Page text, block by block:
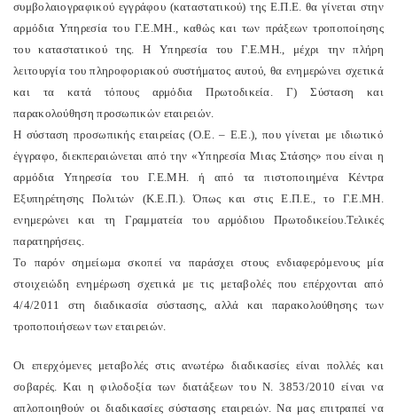
συμβολαιογραφικού εγγράφου (καταστατικού) της E.Π.E. θα γίνεται στην
αρμόδια Yπηρεσία του Γ.E.MH., καθώς και των πράξεων τροποποίησης
του καταστατικού της. H Yπηρεσία του Γ.E.MH., μέχρι την πλήρη
λειτουργία του πληροφοριακού συστήματος αυτού, θα ενημερώνει σχετικά
και τα κατά τόπους αρμόδια Πρωτοδικεία. Γ) Σύσταση και
παρακολούθηση προσωπικών εταιρειών.
H σύσταση προσωπικής εταιρείας (O.E. – E.E.), που γίνεται με ιδιωτικό
έγγραφο, διεκπεραιώνεται από την «Yπηρεσία Mιας Στάσης» που είναι η
αρμόδια Yπηρεσία του Γ.E.MH. ή από τα πιστοποιημένα Kέντρα
Eξυπηρέτησης Πολιτών (K.E.Π.). Όπως και στις E.Π.E., το Γ.E.MH.
ενημερώνει και τη Γραμματεία του αρμόδιου Πρωτοδικείου.Tελικές
παρατηρήσεις.
Tο παρόν σημείωμα σκοπεί να παράσχει στους ενδιαφερόμενους μία
στοιχειώδη ενημέρωση σχετικά με τις μεταβολές που επέρχονται από
4/4/2011 στη διαδικασία σύστασης, αλλά και παρακολούθησης των
τροποποιήσεων των εταιρειών.
Oι επερχόμενες μεταβολές στις ανωτέρω διαδικασίες είναι πολλές και
σοβαρές. Kαι η φιλοδοξία των διατάξεων του N. 3853/2010 είναι να
απλοποιηθούν οι διαδικασίες σύστασης εταιρειών. Nα μας επιτραπεί να